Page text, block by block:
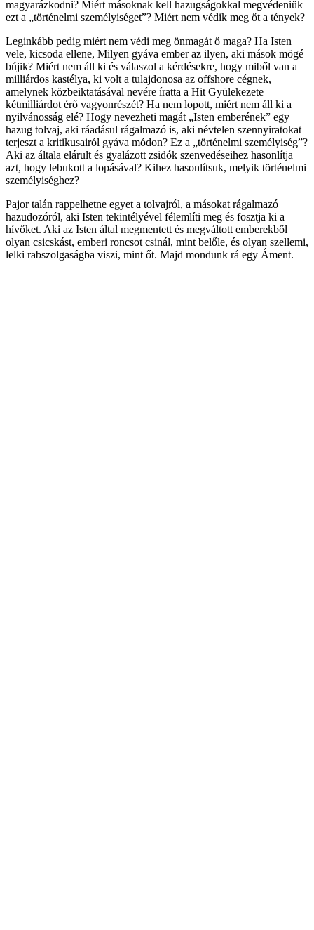
magyarázkodni? Miért másoknak kell hazugságokkal megvédeniük
ezt a „történelmi személyiséget”? Miért nem védik meg őt a tények?
Leginkább pedig miért nem védi meg önmagát ő maga? Ha Isten
vele, kicsoda ellene, Milyen gyáva ember az ilyen, aki mások mögé
bújik? Miért nem áll ki és válaszol a kérdésekre, hogy miből van a
milliárdos kastélya, ki volt a tulajdonosa az offshore cégnek,
amelynek közbeiktatásával nevére íratta a Hit Gyülekezete
kétmilliárdot érő vagyonrészét? Ha nem lopott, miért nem áll ki a
nyilvánosság elé? Hogy nevezheti magát „Isten emberének” egy
hazug tolvaj, aki ráadásul rágalmazó is, aki névtelen szennyiratokat
terjeszt a kritikusairól gyáva módon? Ez a „történelmi személyiség”?
Aki az általa elárult és gyalázott zsidók szenvedéseihez hasonlítja
azt, hogy lebukott a lopásával? Kihez hasonlítsuk, melyik történelmi
személyiséghez?
Pajor talán rappelhetne egyet a tolvajról, a másokat rágalmazó
hazudozóról, aki Isten tekintélyével félemlíti meg és fosztja ki a
hívőket. Aki az Isten által megmentett és megváltott emberekből
olyan csicskást, emberi roncsot csinál, mint belőle, és olyan szellemi,
lelki rabszolgaságba viszi, mint őt. Majd mondunk rá egy Áment.